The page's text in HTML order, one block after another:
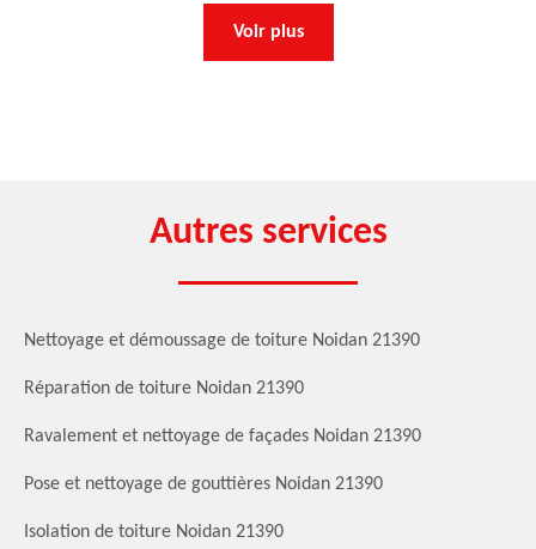
Voir plus
Autres services
Nettoyage et démoussage de toiture Noidan 21390
Réparation de toiture Noidan 21390
Ravalement et nettoyage de façades Noidan 21390
Pose et nettoyage de gouttières Noidan 21390
Isolation de toiture Noidan 21390